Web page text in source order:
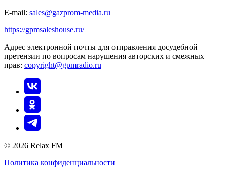
E-mail: sales@gazprom-media.ru
https://gpmsaleshouse.ru/
Адрес электронной почты для отправления досудебной
претензии по вопросам нарушения авторских и смежных
прав: copyright@gpmradio.ru
© 2026 Relax FM
Политика конфиденциальности